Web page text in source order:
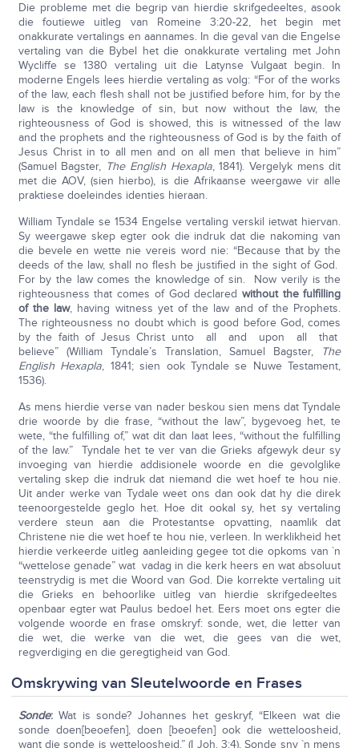
Die probleme met die begrip van hierdie skrifgedeeltes, asook
die foutiewe uitleg van Romeine 3:20-22, het begin met
onakkurate vertalings en aannames. In die geval van die Engelse
vertaling van die Bybel het die onakkurate vertaling met John
Wycliffe se 1380 vertaling uit die Latynse Vulgaat begin. In
moderne Engels lees hierdie vertaling as volg: “For of the works
of the law, each flesh shall not be justified before him, for by the
law is the knowledge of sin, but now without the law, the
righteousness of God is showed, this is witnessed of the law
and the prophets and the righteousness of God is by the faith of
Jesus Christ in to all men and on all men that believe in him”
(Samuel Bagster, The English Hexapla, 1841). Vergelyk mens dit
met die AOV, (sien hierbo), is die Afrikaanse weergawe vir alle
praktiese doeleindes identies hieraan.
William Tyndale se 1534 Engelse vertaling verskil ietwat hiervan.
Sy weergawe skep egter ook die indruk dat die nakoming van
die bevele en wette nie vereis word nie: “Because that by the
deeds of the law, shall no flesh be justified in the sight of God.
For by the law comes the knowledge of sin. Now verily is the
righteousness that comes of God declared without the fulfilling
of the law, having witness yet of the law and of the Prophets.
The righteousness no doubt which is good before God, comes
by the faith of Jesus Christ unto all and upon all that
believe” (William Tyndale’s Translation, Samuel Bagster, The
English Hexapla, 1841; sien ook Tyndale se Nuwe Testament,
1536).
As mens hierdie verse van nader beskou sien mens dat Tyndale
drie woorde by die frase, “without the law”, bygevoeg het, te
wete, “the fulfilling of,” wat dit dan laat lees, “without the fulfilling
of the law.” Tyndale het te ver van die Grieks afgewyk deur sy
invoeging van hierdie addisionele woorde en die gevolglike
vertaling skep die indruk dat niemand die wet hoef te hou nie.
Uit ander werke van Tydale weet ons dan ook dat hy die direk
teenoorgestelde geglo het. Hoe dit ookal sy, het sy vertaling
verdere steun aan die Protestantse opvatting, naamlik dat
Christene nie die wet hoef te hou nie, verleen. In werklikheid het
hierdie verkeerde uitleg aanleiding gegee tot die opkoms van `n
“wettelose genade” wat vadag in die kerk heers en wat absoluut
teenstrydig is met die Woord van God. Die korrekte vertaling uit
die Grieks en behoorlike uitleg van hierdie skrifgedeeltes
openbaar egter wat Paulus bedoel het. Eers moet ons egter die
volgende woorde en frase omskryf: sonde, wet, die letter van
die wet, die werke van die wet, die gees van die wet,
regverdiging en die geregtigheid van God.
Omskrywing van Sleutelwoorde en Frases
Sonde:Wat is sonde? Johannes het geskryf, “Elkeen wat die
sonde doen[beoefen], doen [beoefen] ook die wetteloosheid,
want die sonde is wetteloosheid.” (I Joh. 3:4). Sonde sny `n mens